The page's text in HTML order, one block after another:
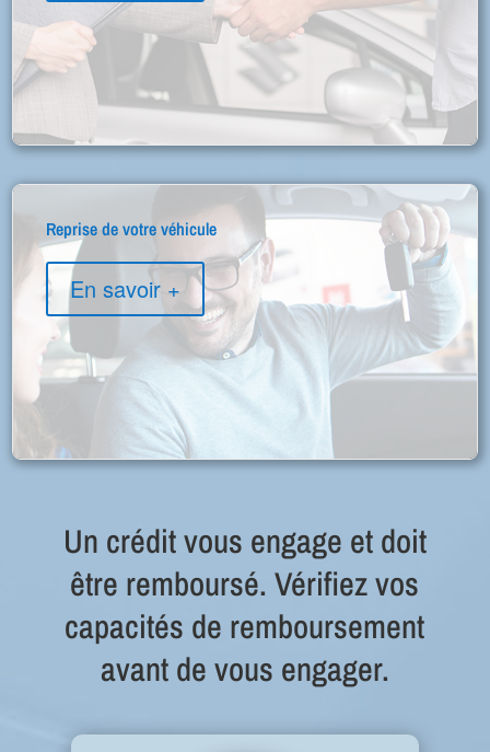
Reprise de votre véhicule
En savoir +
Un crédit vous engage et doit
être remboursé. Vérifiez vos
capacités de remboursement
avant de vous engager.